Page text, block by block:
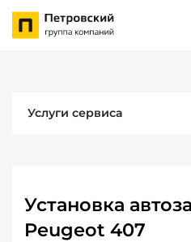
Услуги сервиса
Установка
Peugeot 407